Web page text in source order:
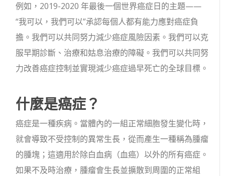
例如，2019-2020 年最後一個世界癌症日的主題——
“我可以，我們可以”承認每個人都有能力應對癌症負
擔。我們可以共同努力減少癌症風險因素。我們可以克
服早期診斷、治療和姑息治療的障礙。我們可以共同努
力改善癌症控制並實現減少癌症過早死亡的全球目標。
什麼是癌症？
癌症是一種疾病。當體內的一組正常細胞發生變化時，
就會導致不受控制的異常生長，從而產生一種稱為腫瘤
的腫塊；這適用於除白血病（血癌）以外的所有癌症。
如果不及時治療，腫瘤會生長並擴散到周圍的正常組